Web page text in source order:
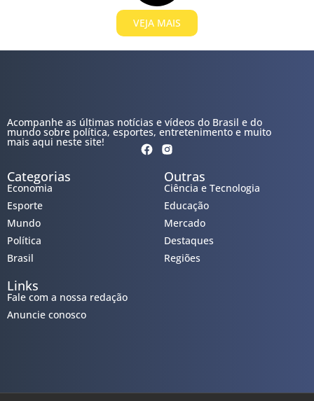
VEJA MAIS
Acompanhe as últimas notícias e vídeos do Brasil e do
mundo sobre política, esportes, entretenimento e muito
mais aqui neste site!
Categorias
Economia
Esporte
Mundo
Política
Brasil
Outras
Ciência e Tecnologia
Educação
Mercado
Destaques
Regiões
Links
Fale com a nossa redação
Anuncie conosco